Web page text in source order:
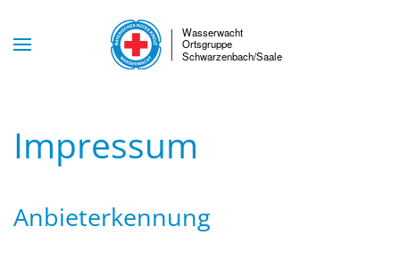
Skip to main content
Impressum
Anbieterkennung